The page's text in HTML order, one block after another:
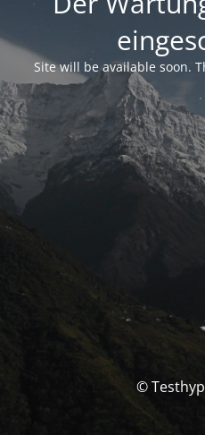
Site will be available soon.
©